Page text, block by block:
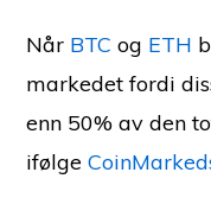
Når BTC og ETH
markedet fordi
enn 50% av den
ifølge